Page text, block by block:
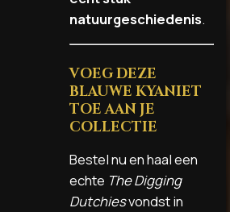
natuurgeschiedenis.
VOEG DEZE
BLAUWE KYANIET
TOE AAN JE
COLLECTIE
Bestel nu en haal een
echte The Digging
Dutchiesvondst in